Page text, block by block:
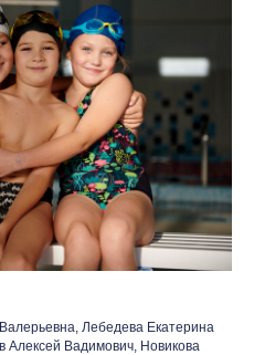
Лебедева Екатерина
Алексей Вадимович, Новикова